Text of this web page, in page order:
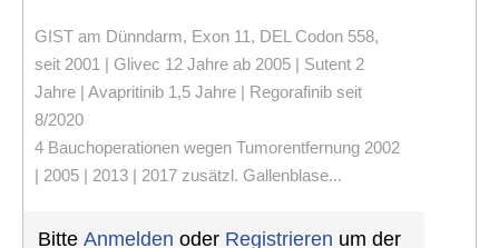
GIST am Dünndarm, Exon 11, DEL Codon 558,
seit 2001 | Glivec 12 Jahre ab 2005 | Sutent 2
Jahre | Avapritinib 1,5 Jahre | Regorafinib seit
8/2020
4 Bauchoperationen wegen Tumorentfernung 2002
| 2005 | 2013 | 2017 zusätzl. Gallenblase...
Bitte Anmelden oder Registrieren um der